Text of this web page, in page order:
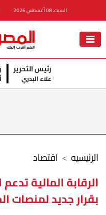
السبت، 08 أغسطس 2026
رئيس التحرير
علاء البدري
اقتصاد الرئيسيه
الرقابة المالية
بقرار جديد لمنصات